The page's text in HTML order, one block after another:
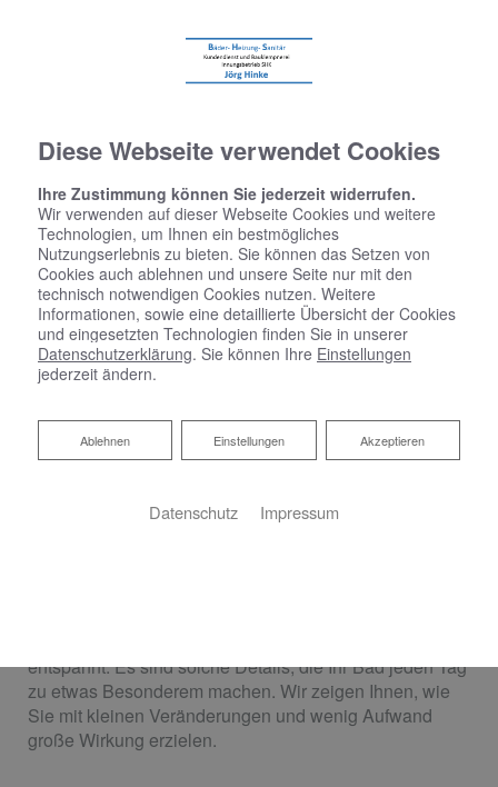
Fresh-up für Ihr Bad von Jörg
entspannt. Es sind solche Details, die Ihr Bad jeden Tag
zu etwas Besonderem machen. Wir zeigen Ihnen, wie
Sie mit kleinen Veränderungen und wenig Aufwand
große Wirkung erzielen.
Diese Webseite verwendet Cookies
Ihre Zustimmung können Sie jederzeit widerrufen.
Wir verwenden auf dieser Webseite Cookies und weitere
Technologien, um Ihnen ein bestmögliches
Nutzungserlebnis zu bieten. Sie können das Setzen von
Cookies auch ablehnen und unsere Seite nur mit den
technisch notwendigen Cookies nutzen. Weitere
Informationen, sowie eine detaillierte Übersicht der Cookies
und eingesetzten Technologien finden Sie in unserer
Datenschutzerklärung. Sie können Ihre Einstellungen
jederzeit ändern.
Akzeptieren
Einstellungen
Ablehnen
Ablehnen
Datenschutz Impressum